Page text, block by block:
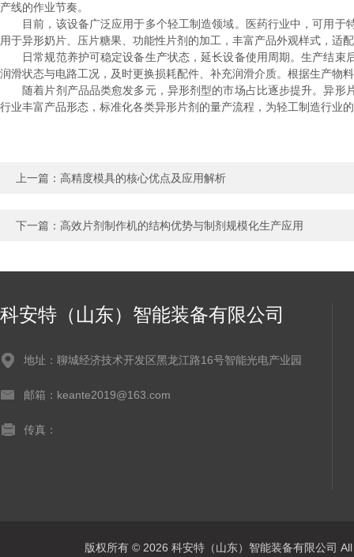
产线的作业节奏。
目前，该设备广泛应用于多个轻工制造领域。医药行业中，可用于
用于异形奶片、压片糖果、功能性片剂的加工，丰富产品外观样式，
日常规范养护可稳定设备生产状态，延长设备使用周期。生产结束
润滑状态与电路工况，及时更换损耗配件、补充润滑介质。根据生产物
随着片剂产品品类愈发多元，异形剂型的市场占比逐步提升。异形
行业丰富产品形态，标准化各类异形片剂的量产流程，为轻工制造行业
上一篇： 高精度模具的核心优点及应用解析
下一篇： 高效片剂制作机的结构优势与制剂规模化生产应用
科安特（山东）智能装备有限公司
地址：聊城经济技术开发区黑龙江路16号智能光电产业园
邮箱：keante2019@163.com
传真：
版权所有 © 2026 科安特（山东）智能装备有限公